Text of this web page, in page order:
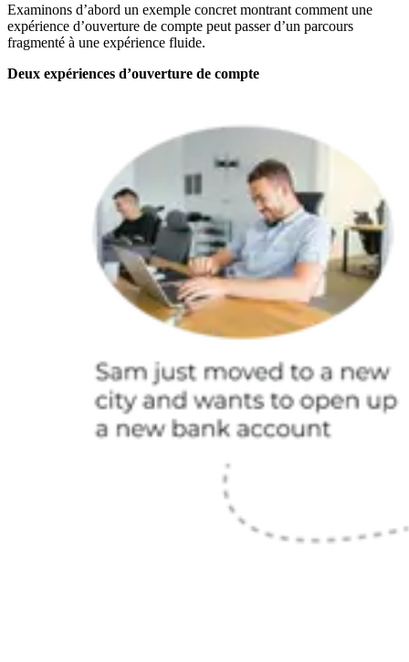
Examinons d’abord un exemple concret montrant comment une
expérience d’ouverture de compte peut passer d’un parcours
fragmenté à une expérience fluide.
Deux expériences d’ouverture de compte